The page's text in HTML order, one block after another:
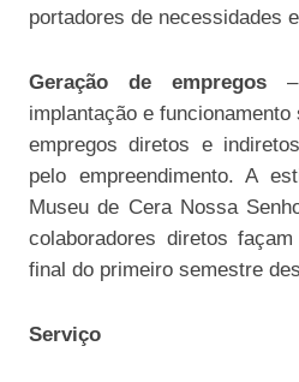
portadores de necessidades
Geração de empregos
implantação e
empregos diretos e
pelo empreendimento. A
Museu de Cera Nossa
colaboradores diretos
final do primeiro semestre
Serviço